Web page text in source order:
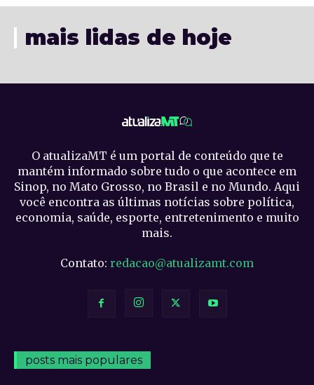
mais lidas de hoje
O atualizaMT é um portal de conteúdo que te
mantém informado sobre tudo o que acontece em
Sinop, no Mato Grosso, no Brasil e no Mundo. Aqui
você encontra as últimas notícias sobre política,
economia, saúde, esporte, entretenimento e muito
mais.
Contato: redacao@atualizamt.com
posts mais populares